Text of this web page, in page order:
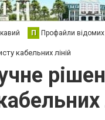
П Профайли відомих
кабельних ліній